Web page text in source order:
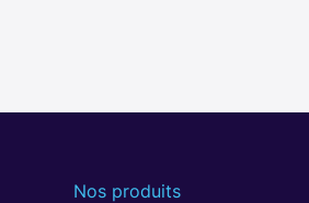
Nos produits